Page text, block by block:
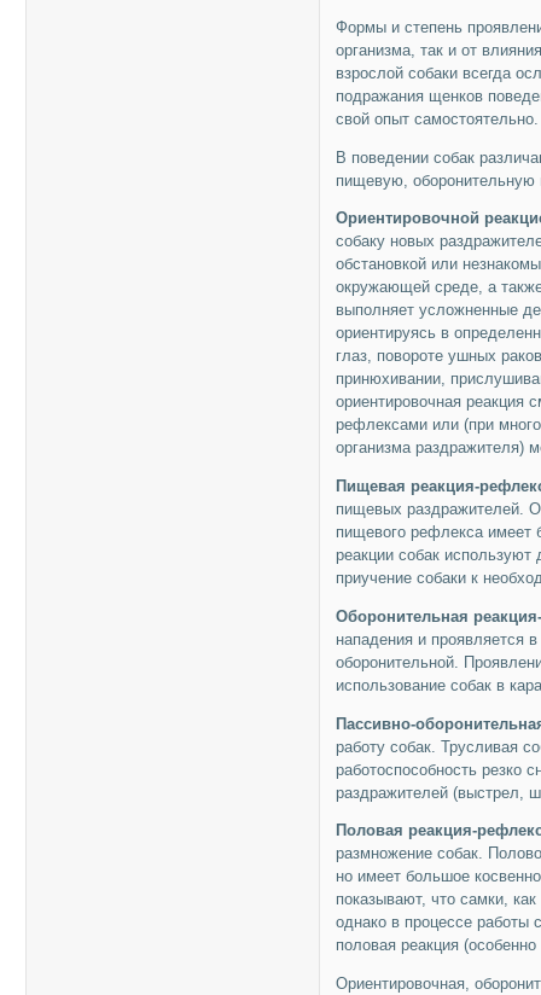
Формы и степень
организма, так и от
взрослой собаки всегда
подражания щенков
свой опыт самостоятельно.
В поведении собак
пищевую, оборонительную
Ориентировочной
собаку новых
обстановкой или
окружающей среде, а
выполняет усложненные
ориентируясь в
глаз, повороте ушных
принюхивании,
ориентировочная реакция
рефлексами или (при
организма раздражителя)
Пищевая реакция-
пищевых раздражителей.
пищевого рефлекса имеет
реакции собак
приучение собаки к
Оборонительная
нападения и проявляется
оборонительной.
использование собак в
Пассивно-
работу собак. Трусливая
работоспособность резко
раздражителей (выстрел,
Половая реакция-
размножение собак.
но имеет большое
показывают, что самки,
однако в процессе
половая реакция
Ориентировочная,